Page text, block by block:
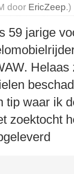
door EricZeep.)
59 jarige
tip waar ik
zoektocht